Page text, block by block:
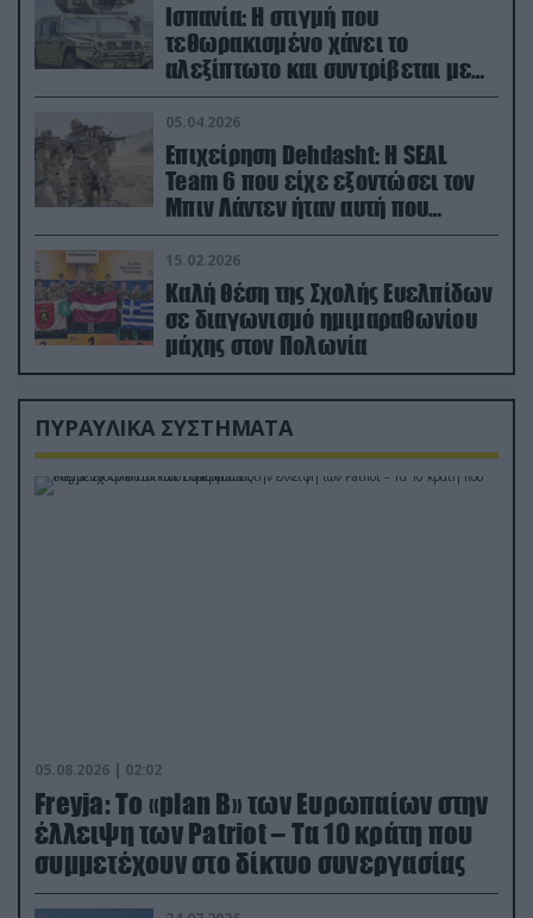
Ισπανία: Η στιγμή που
τεθωρακισμένο χάνει το
αλεξίπτωτο και συντρίβεται με
ορμή στο έδαφος (βίντεο)
05.04.2026
Επιχείρηση Dehdasht: Η SEAL
Team 6 που είχε εξοντώσει τον
Μπιν Λάντεν ήταν αυτή που
διέσωσε τον πιλότο του F-15
15.02.2026
Καλή θέση της Σχολής Ευελπίδων
σε διαγωνισμό ημιμαραθωνίου
μάχης στον Πολωνία
ΠΥΡΑΥΛΙΚΑ ΣΥΣΤΗΜΑΤΑ
05.08.2026 | 02:02
Freyja: Το «plan Β» των Ευρωπαίων στην
έλλειψη των Patriot – Τα 10 κράτη που
συμμετέχουν στο δίκτυο συνεργασίας